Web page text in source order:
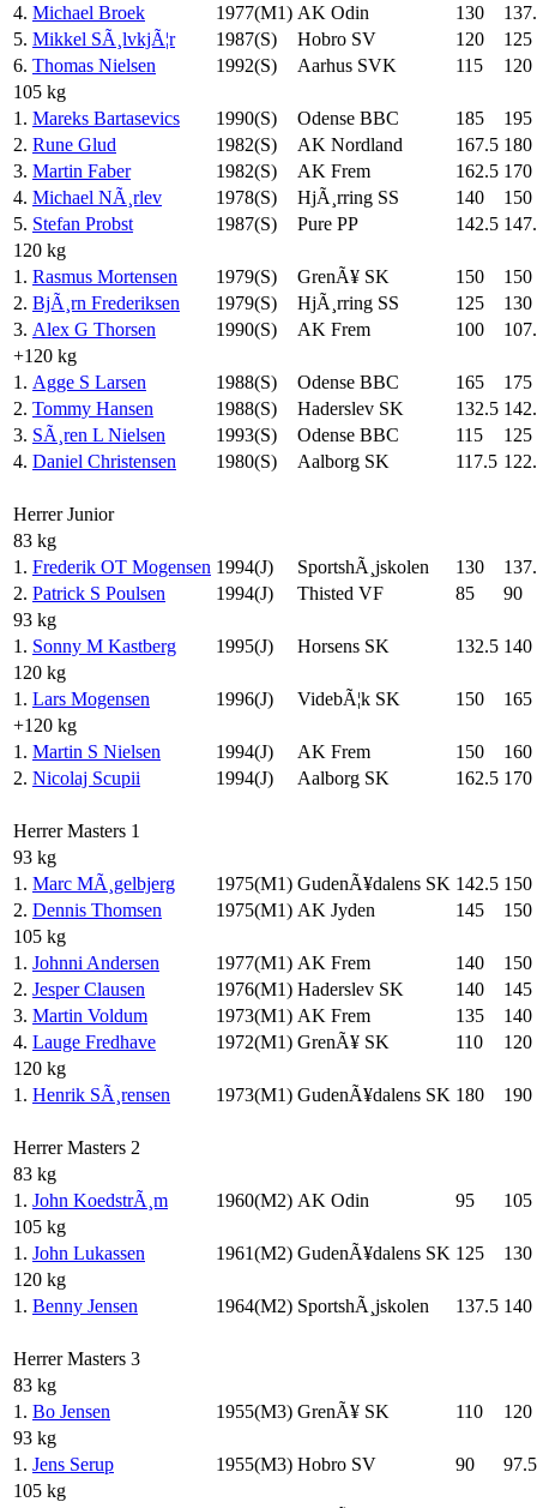
4. Michael Broek 1977(M1) AK Odin 130
5. Mikkel SÃ¸lvkjÃ¦r 1987(S) Hobro SV 120
125
6. Thomas Nielsen 1992(S) Aarhus SVK 115
120
105 kg
1. Mareks Bartasevics 1990(S) Odense BBC 185
195
2. Rune Glud 1982(S) AK Nordland 167.5 180
3. Martin Faber 1982(S) AK Frem 162.5 170
4. Michael NÃ¸rlev 1978(S) HjÃ¸rring SS 140
150
5. Stefan Probst 1987(S) Pure PP 142.5
120 kg
1. Rasmus Mortensen 1979(S) GrenÃ¥ SK 150
150
2. BjÃ¸rn Frederiksen 1979(S) HjÃ¸rring SS 125
130
3. Alex G Thorsen 1990(S) AK Frem 100
+120 kg
1. Agge S Larsen 1988(S) Odense BBC 165
175
2. Tommy Hansen 1988(S) Haderslev SK 132.5
3. SÃ¸ren L Nielsen 1993(S) Odense BBC 115
125
4. Daniel Christensen 1980(S) Aalborg SK 117.5
Herrer Junior
83 kg
1. Frederik OT Mogensen 1994(J) SportshÃ¸jskolen 130
2. Patrick S Poulsen 1994(J) Thisted VF 85
90
93 kg
1. Sonny M Kastberg 1995(J) Horsens SK 132.5 140
120 kg
1. Lars Mogensen 1996(J) VidebÃ¦k SK 150
165
+120 kg
1. Martin S Nielsen 1994(J) AK Frem 150
160
2. Nicolaj Scupii 1994(J) Aalborg SK 162.5 170
Herrer Masters 1
93 kg
1. Marc MÃ¸gelbjerg 1975(M1) GudenÃ¥dalens SK 142.5 150
2. Dennis Thomsen 1975(M1) AK Jyden 145
150
105 kg
1. Johnni Andersen 1977(M1) AK Frem 140
150
2. Jesper Clausen 1976(M1) Haderslev SK 140
145
3. Martin Voldum 1973(M1) AK Frem 135
140
4. Lauge Fredhave 1972(M1) GrenÃ¥ SK 110
120
120 kg
1. Henrik SÃ¸rensen 1973(M1) GudenÃ¥dalens SK 180 190
Herrer Masters 2
83 kg
1. John KoedstrÃ¸m 1960(M2) AK Odin 95
105
105 kg
1. John Lukassen 1961(M2) GudenÃ¥dalens SK 125
130
120 kg
1. Benny Jensen 1964(M2) SportshÃ¸jskolen 137.5 140
Herrer Masters 3
83 kg
1. Bo Jensen 1955(M3) GrenÃ¥ SK 110
120
93 kg
1. Jens Serup 1955(M3) Hobro SV 90
97.5
105 kg